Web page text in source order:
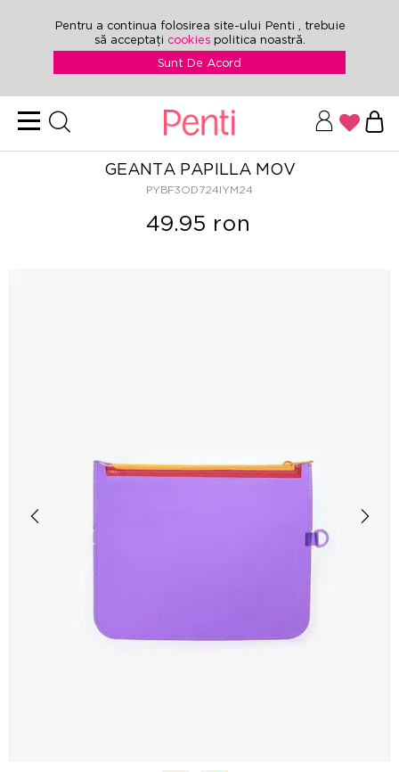
Pentru a continua folosirea site-ului Penti , trebuie
să acceptați cookies politica noastră.
Sunt De Acord
GEANTA PAPILLA MOV
PYBF3OD724IYM24
49.95 ron